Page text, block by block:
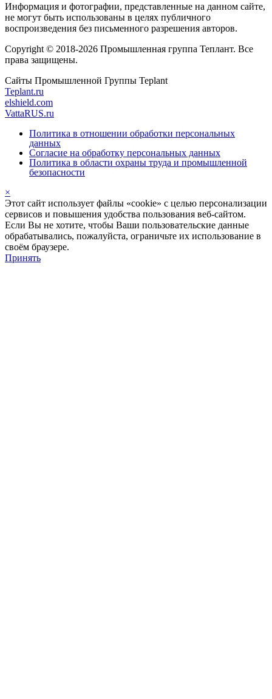
Информация и фотографии, представленные на данном сайте,
не могут быть использованы в целях публичного
воспроизведения без письменного разрешения авторов.
Copyright © 2018-2026 Промышленная группа Теплант. Все
права защищены.
Сайты Промышленной Группы Teplant
Teplant.ru
elshield.com
VattaRUS.ru
Политика в отношении обработки персональных
данных
Согласие на обработку персональных данных
Политика в области охраны труда и промышленной
безопасности
×
Этот сайт использует файлы «cookie» с целью персонализации
сервисов и повышения удобства пользования веб-сайтом.
Если Вы не хотите, чтобы Ваши пользовательские данные
обрабатывались, пожалуйста, ограничьте их использование в
своём браузере.
Принять